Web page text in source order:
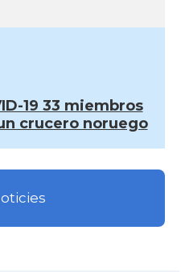
19 33 miembros
crucero noruego